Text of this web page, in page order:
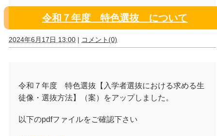
令和７年度 特色選抜 について
2024年6月17日 13:00 | コメント(0)
令和７年度 特色選抜【入学者選抜における求める生
徒像・選抜方法】（案）をアップしました。
以下のpdfファイルをご確認下さい